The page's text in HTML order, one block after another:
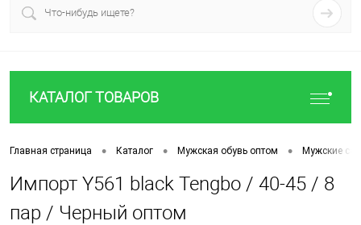
КАТАЛОГ ТОВАРОВ
Главная страница • Каталог • Мужская обувь оптом • Мужские
Импорт Y561 black Tengbo / 40-45 / 8
пар / Черный оптом